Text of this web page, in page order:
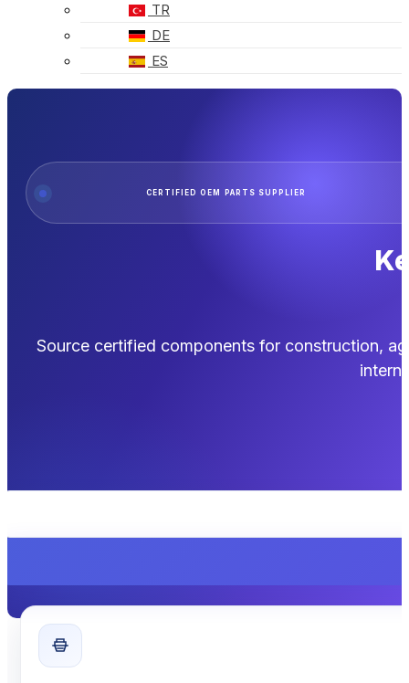
TR
DE
ES
CERTIFIED OEM PARTS SUPPLIER
Source certified components for construction,